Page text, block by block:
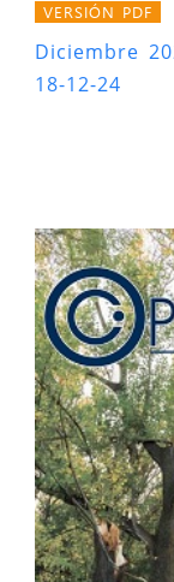
VERSIÓN PDF
Diciembre
18-12-24